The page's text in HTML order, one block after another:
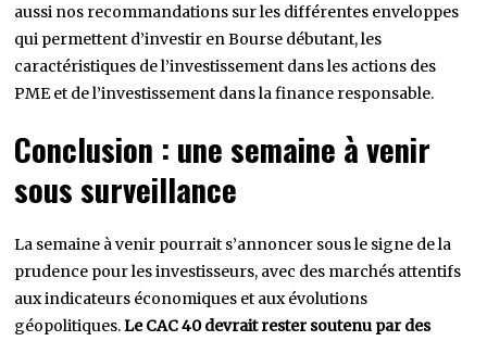
aussi nos recommandations sur les différentes enveloppes
qui permettent d’investir en Bourse débutant, les
caractéristiques de l’investissement dans les actions des
PME et de l’investissement dans la finance responsable.
Conclusion : une semaine à venir
sous surveillance
La semaine à venir pourrait s’annoncer sous le signe de la
prudence pour les investisseurs, avec des marchés attentifs
aux indicateurs économiques et aux évolutions
géopolitiques.Le CAC 40 devrait rester soutenu par des